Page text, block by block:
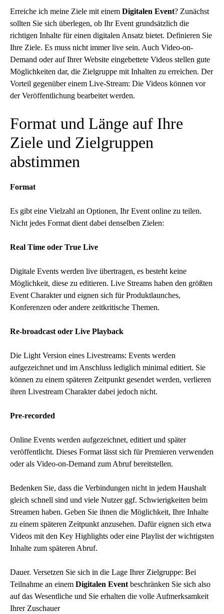
Erreiche ich meine Ziele mit einem Digitalen Event? Zunächst
sollten Sie sich überlegen, ob Ihr Event grundsätzlich die
richtigen Inhalte für einen digitalen Ansatz bietet. Definieren Sie
Ihre Ziele. Es muss nicht immer live sein. Auch Video-on-
Demand oder auf Ihrer Website eingebettete Videos stellen gute
Möglichkeiten dar, die Zielgruppe mit Inhalten zu erreichen. Der
Vorteil gegenüber einem Live-Stream: Die Videos können vor
der Veröffentlichung bearbeitet werden.
Format und Länge auf Ihre
Ziele und Zielgruppen
abstimmen
Format
Es gibt eine Vielzahl an Optionen, Ihr Event online zu teilen.
Nicht jedes Format dient dabei denselben Zielen:
Real Time oder True Live
Digitale Events werden live übertragen, es besteht keine
Möglichkeit, diese zu editieren. Live Streams haben den größten
Event Charakter und eignen sich für Produktlaunches,
Konferenzen oder andere zeitkritische Themen.
Re-broadcast oder Live Playback
Die Light Version eines Livestreams: Events werden
aufgezeichnet und im Anschluss lediglich minimal editiert. Sie
können zu einem späteren Zeitpunkt gesendet werden, verlieren
ihren Livestream Charakter dabei jedoch nicht.
Pre-recorded
Online Events werden aufgezeichnet, editiert und später
veröffentlicht. Dieses Format lässt sich für Premieren verwenden
oder als Video-on-Demand zum Abruf bereitstellen.
Bedenken Sie, dass die Verbindungen nicht in jedem Haushalt
gleich schnell sind und viele Nutzer ggf. Schwierigkeiten beim
Streamen haben. Geben Sie ihnen die Möglichkeit, Ihre Inhalte
zu einem späteren Zeitpunkt anzusehen. Dafür eignen sich etwa
Videos mit den Key Highlights oder eine Playlist der wichtigsten
Inhalte zum späteren Abruf.
Dauer. Versetzen Sie sich in die Lage Ihrer Zielgruppe: Bei
Teilnahme an einem Digitalen Event beschränken Sie sich also
auf das Wesentliche und Sie erhalten die volle Aufmerksamkeit
Ihrer Zuschauer